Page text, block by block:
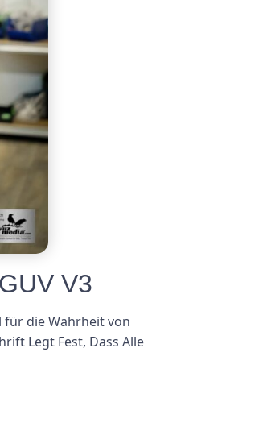
V3
für die Wahrheit von
Legt Fest, Dass Alle